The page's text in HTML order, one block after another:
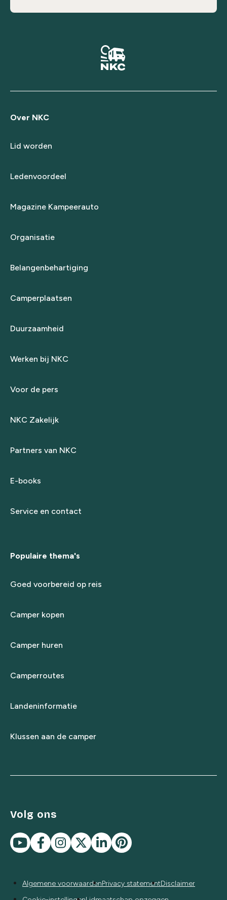
Over NKC
Lid worden
Ledenvoordeel
Magazine Kampeerauto
Organisatie
Belangenbehartiging
Camperplaatsen
Duurzaamheid
Werken bij NKC
Voor de pers
NKC Zakelijk
Partners van NKC
E-books
Service en contact
Populaire thema's
Goed voorbereid op reis
Camper kopen
Camper huren
Camperroutes
Landeninformatie
Klussen aan de camper
Volg ons
Algemene voorwaardenPrivacy statementDisclaimer